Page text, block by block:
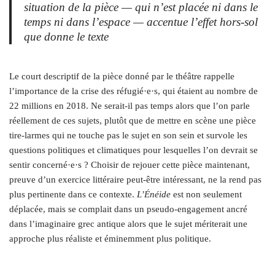
situation de la pièce— qui n’est placée ni dans le
temps ni dans l’espace— accentue l’effet hors-sol
que donne le texte
Le court descriptif de la pièce donné par le théâtre rappelle
l’importance de la crise des réfugié·e·s, qui étaient au nombre de
22 millions en 2018. Ne serait-il pas temps alors que l’on parle
réellement de ces sujets, plutôt que de mettre en scène une pièce
tire-larmes qui ne touche pas le sujet en son sein et survole les
questions politiques et climatiques pour lesquelles l’on devrait se
sentir concerné·e·s ? Choisir de rejouer cette pièce maintenant,
preuve d’un exercice littéraire peut-être intéressant, ne la rend pas
plus pertinente dans ce contexte. L’Énéide est non seulement
déplacée, mais se complait dans un pseudo-engagement ancré
dans l’imaginaire grec antique alors que le sujet mériterait une
approche plus réaliste et éminemment plus politique.